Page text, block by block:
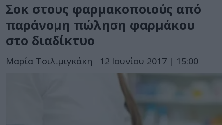
Σοκ στους φαρμακοποιούς από
παράνομη πώληση φαρμάκου
στο διαδίκτυο
Μαρία Τσιλιμιγκάκη 12 Ιουνίου 2017 | 15:00